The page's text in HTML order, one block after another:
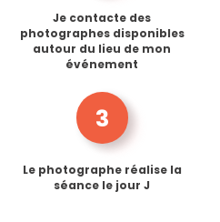
Je contacte des
photographes disponibles
autour du lieu de mon
événement
3
Le photographe réalise la
séance le jour J